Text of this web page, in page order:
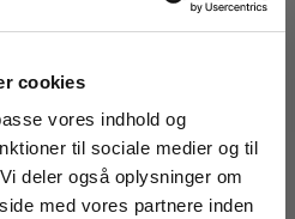
cookies
vores indhold og
til sociale medier og til
deler også oplysninger om
med vores partnere inden